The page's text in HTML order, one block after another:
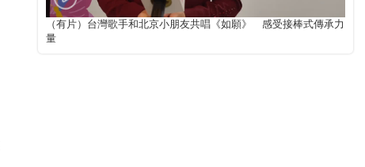
（有片）台灣歌手和北京小朋友共唱《如願》 感受接棒式傳承力
量